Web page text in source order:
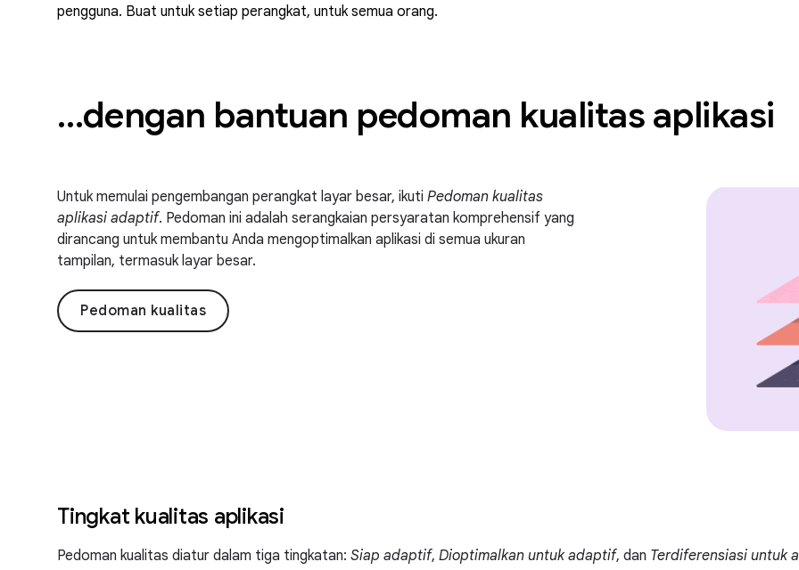
pengguna. Buat untuk setiap perangkat, untuk semua orang.
…dengan bantuan pedoman kualitas aplikasi
Untuk memulai pengembangan perangkat layar besar, ikuti Pedoman kualitas
aplikasi adaptif. Pedoman ini adalah serangkaian persyaratan komprehensif yang
dirancang untuk membantu Anda mengoptimalkan aplikasi di semua ukuran
tampilan, termasuk layar besar.
Pedoman kualitas
Tingkat kualitas aplikasi
Pedoman kualitas diatur dalam tiga tingkatan: Siap adaptif, Dioptimalkan untuk adaptif, dan Terdiferensiasi untuk